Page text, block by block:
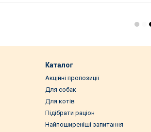
Каталог
Акційні пропозиції
Для собак
Для котів
Підібрати раціон
Найпоширеніші запитання